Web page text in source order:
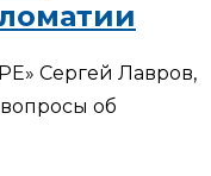
Сергей Лавров,
об